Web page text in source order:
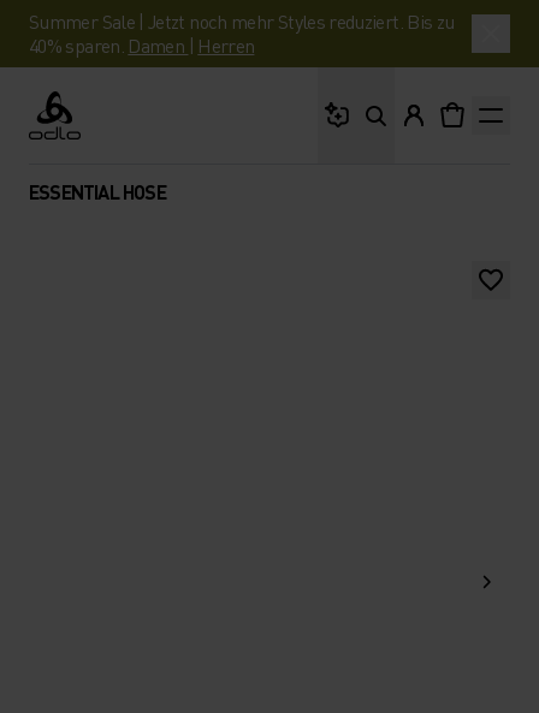
Summer Sale | Jetzt noch mehr Styles reduziert. Bis zu
40% sparen. Damen | Herren
Odlo
ESSENTIAL HOSE